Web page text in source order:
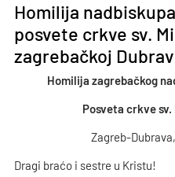
Homilija
posvete crkve sv.
zagrebačkoj
Homilija zagrebačkog
Posveta crkve
Zagreb-
Dragi braćo i sestre u Kristu!